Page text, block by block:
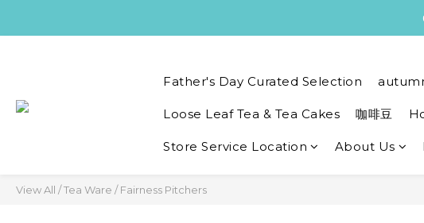
Father's Day Curated Selection
Loose Leaf Tea & Tea Cakes 咖啡豆
Store Service Location About Us
View All /Tea Ware /Fairness Pitchers